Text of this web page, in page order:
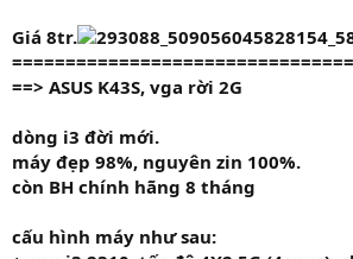
Giá 8tr.
==> ASUS K43S, vga rời 2G
dòng i3 đời mới.
máy đẹp 98%, nguyên zin 100%.
còn BH chính hãng 8 tháng
cấu hình máy như sau: